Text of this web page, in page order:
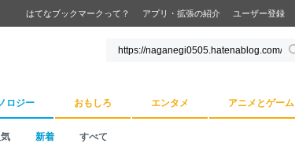
はてなブックマークって？ アプリ・拡張の紹介 ユーザー登録
ロジー おもしろ エンタメ アニメとゲーム
気 新着 すべて